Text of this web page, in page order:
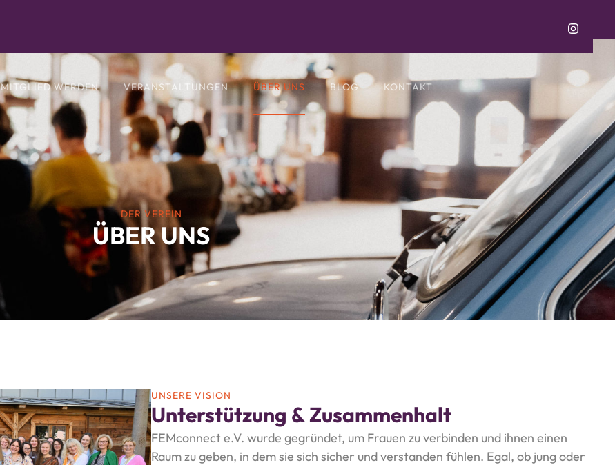
MITGLIED WERDEN VERANSTALTUNGEN ÜBER UNS BLOG KONTAKT
DER VEREIN
ÜBER UNS
UNSERE VISION
Unterstützung & Zusammenhalt
FEMconnect e.V. wurde gegründet, um Frauen zu verbinden und ihnen einen
Raum zu geben, in dem sie sich sicher und verstanden fühlen. Egal, ob jung oder